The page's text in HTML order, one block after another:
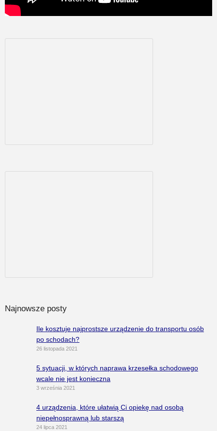
Najnowsze posty
Ile kosztuje najprostsze urządzenie do transportu osób
po schodach?
26 listopada 2021
5 sytuacji, w których naprawa krzesełka schodowego
wcale nie jest konieczna
3 września 2021
4 urządzenia, które ułatwią Ci opiekę nad osobą
niepełnosprawną lub starszą
24 lipca 2021